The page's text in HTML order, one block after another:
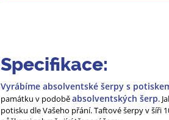
Specifikace:
Vyrábíme absolventské šerpy s
památku v podoběabsolventských šerp.
potisku dle Vašeho přání. Taftové šerpy v šíři